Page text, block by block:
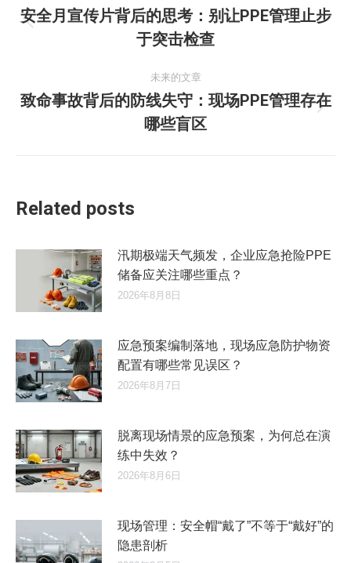
章
航
历
史
文
章：
安全月宣传片背后的思考：别让PPE管理止步
于突击检查
未来的文章
未
来
致命事故背后的防线失守：现场PPE管理存在
哪些盲区
Related posts
汛期极端天气频发，企业应急抢险PPE
储备应关注哪些重点？
2026年8月8日
应急预案编制落地，现场应急防护物资
配置有哪些常见误区？
2026年8月7日
脱离现场情景的应急预案，为何总在演
练中失效？
2026年8月6日
现场管理：安全帽“戴了”不等于“戴好”的
隐患剖析